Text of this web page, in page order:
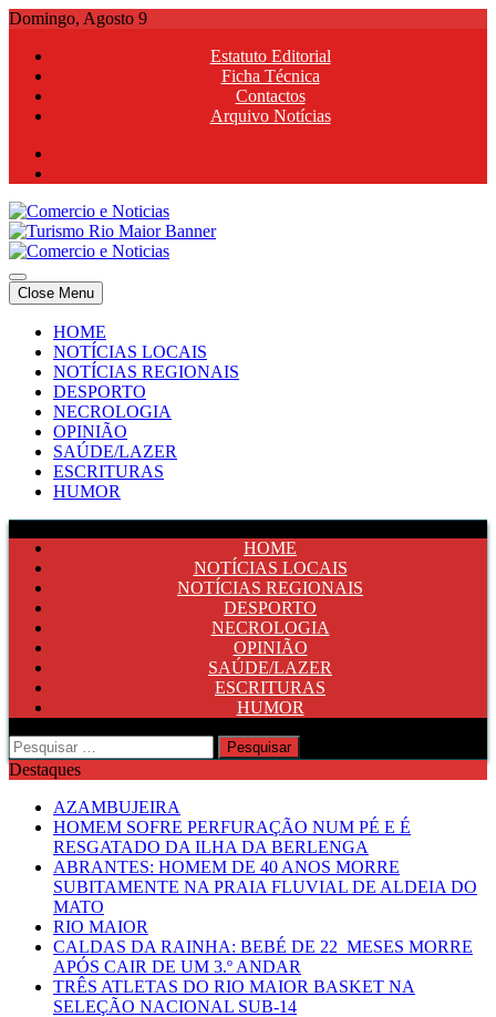
Skip
content
Domingo, Agosto 9
Estatuto Editorial
Ficha Técnica
Contactos
Arquivo Notícias
Comercio e Noticias
Notícias e Publicidade Online
Comercio e Noticias
Notícias e Publicidade Online
Close Menu
HOME
NOTÍCIAS LOCAIS
NOTÍCIAS REGIONAIS
DESPORTO
NECROLOGIA
OPINIÃO
SAÚDE/LAZER
ESCRITURAS
HUMOR
HOME
NOTÍCIAS LOCAIS
NOTÍCIAS REGIONAIS
DESPORTO
NECROLOGIA
OPINIÃO
SAÚDE/LAZER
ESCRITURAS
HUMOR
Pesquisar
por:
Destaques
AZAMBUJEIRA
HOMEM SOFRE PERFURAÇÃO NUM PÉ E É
RESGATADO DA ILHA DA BERLENGA
ABRANTES: HOMEM DE 40 ANOS MORRE
SUBITAMENTE NA PRAIA FLUVIAL DE ALDEIA DO
MATO
RIO MAIOR
CALDAS DA RAINHA: BEBÉ DE 22 MESES MORRE
APÓS CAIR DE UM 3.º ANDAR
TRÊS ATLETAS DO RIO MAIOR BASKET NA
SELEÇÃO NACIONAL SUB-14